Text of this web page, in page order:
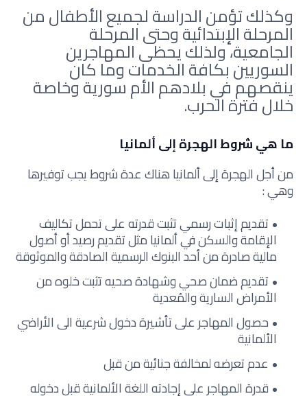
وكذلك تؤمن الدراسة لجميع الأطفال من
المرحلة الإبتدائية وحتى المرحلة
الجامعية،ولذلك يحظى المهاجرين
السوريين بكافة الخدمات وما كان
ينقصهم في بلادهم الأم سورية وخاصة
خلال فترة الحرب.
ما هي شروط الهجرة إلى ألمانيا
من أجل الهجرة إلى ألمانيا هناك عدة شروط يجب توفيرها
وهي :
تقديم إثبات رسمي تثبت قدرته على تحمل تكاليف
الإقامة والسكن في ألمانيا مثل تقديم رصيد أو أصول
مالية صادرة من أحد البنوك الرسمية الصادقة والموثوقة
تقديم ضمان صحي وشهادة صحيه تثبت خلوه من
الأمراض السارية والمُعدية
حصول المهاجر على تأشيرة دخول شرعية الى الأراضي
الألمانية
عدم تعرضه لمخالفة جنائية من قبل
قدرة المهاجر على إجادته اللغة الألمانية قبل دخوله